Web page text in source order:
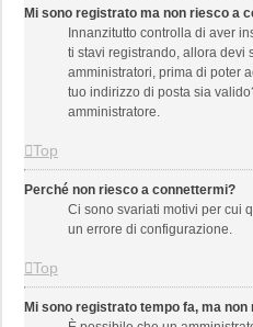
Mi sono registrato ma non riesco a
Innanzitutto controlla di aver
ti stavi registrando, allora devi
amministratori, prima di poter
tuo indirizzo di posta sia
amministratore.
Top
Perché non riesco a connettermi?
Ci sono svariati motivi per cui
un errore di configurazione.
Top
Mi sono registrato tempo fa, ma